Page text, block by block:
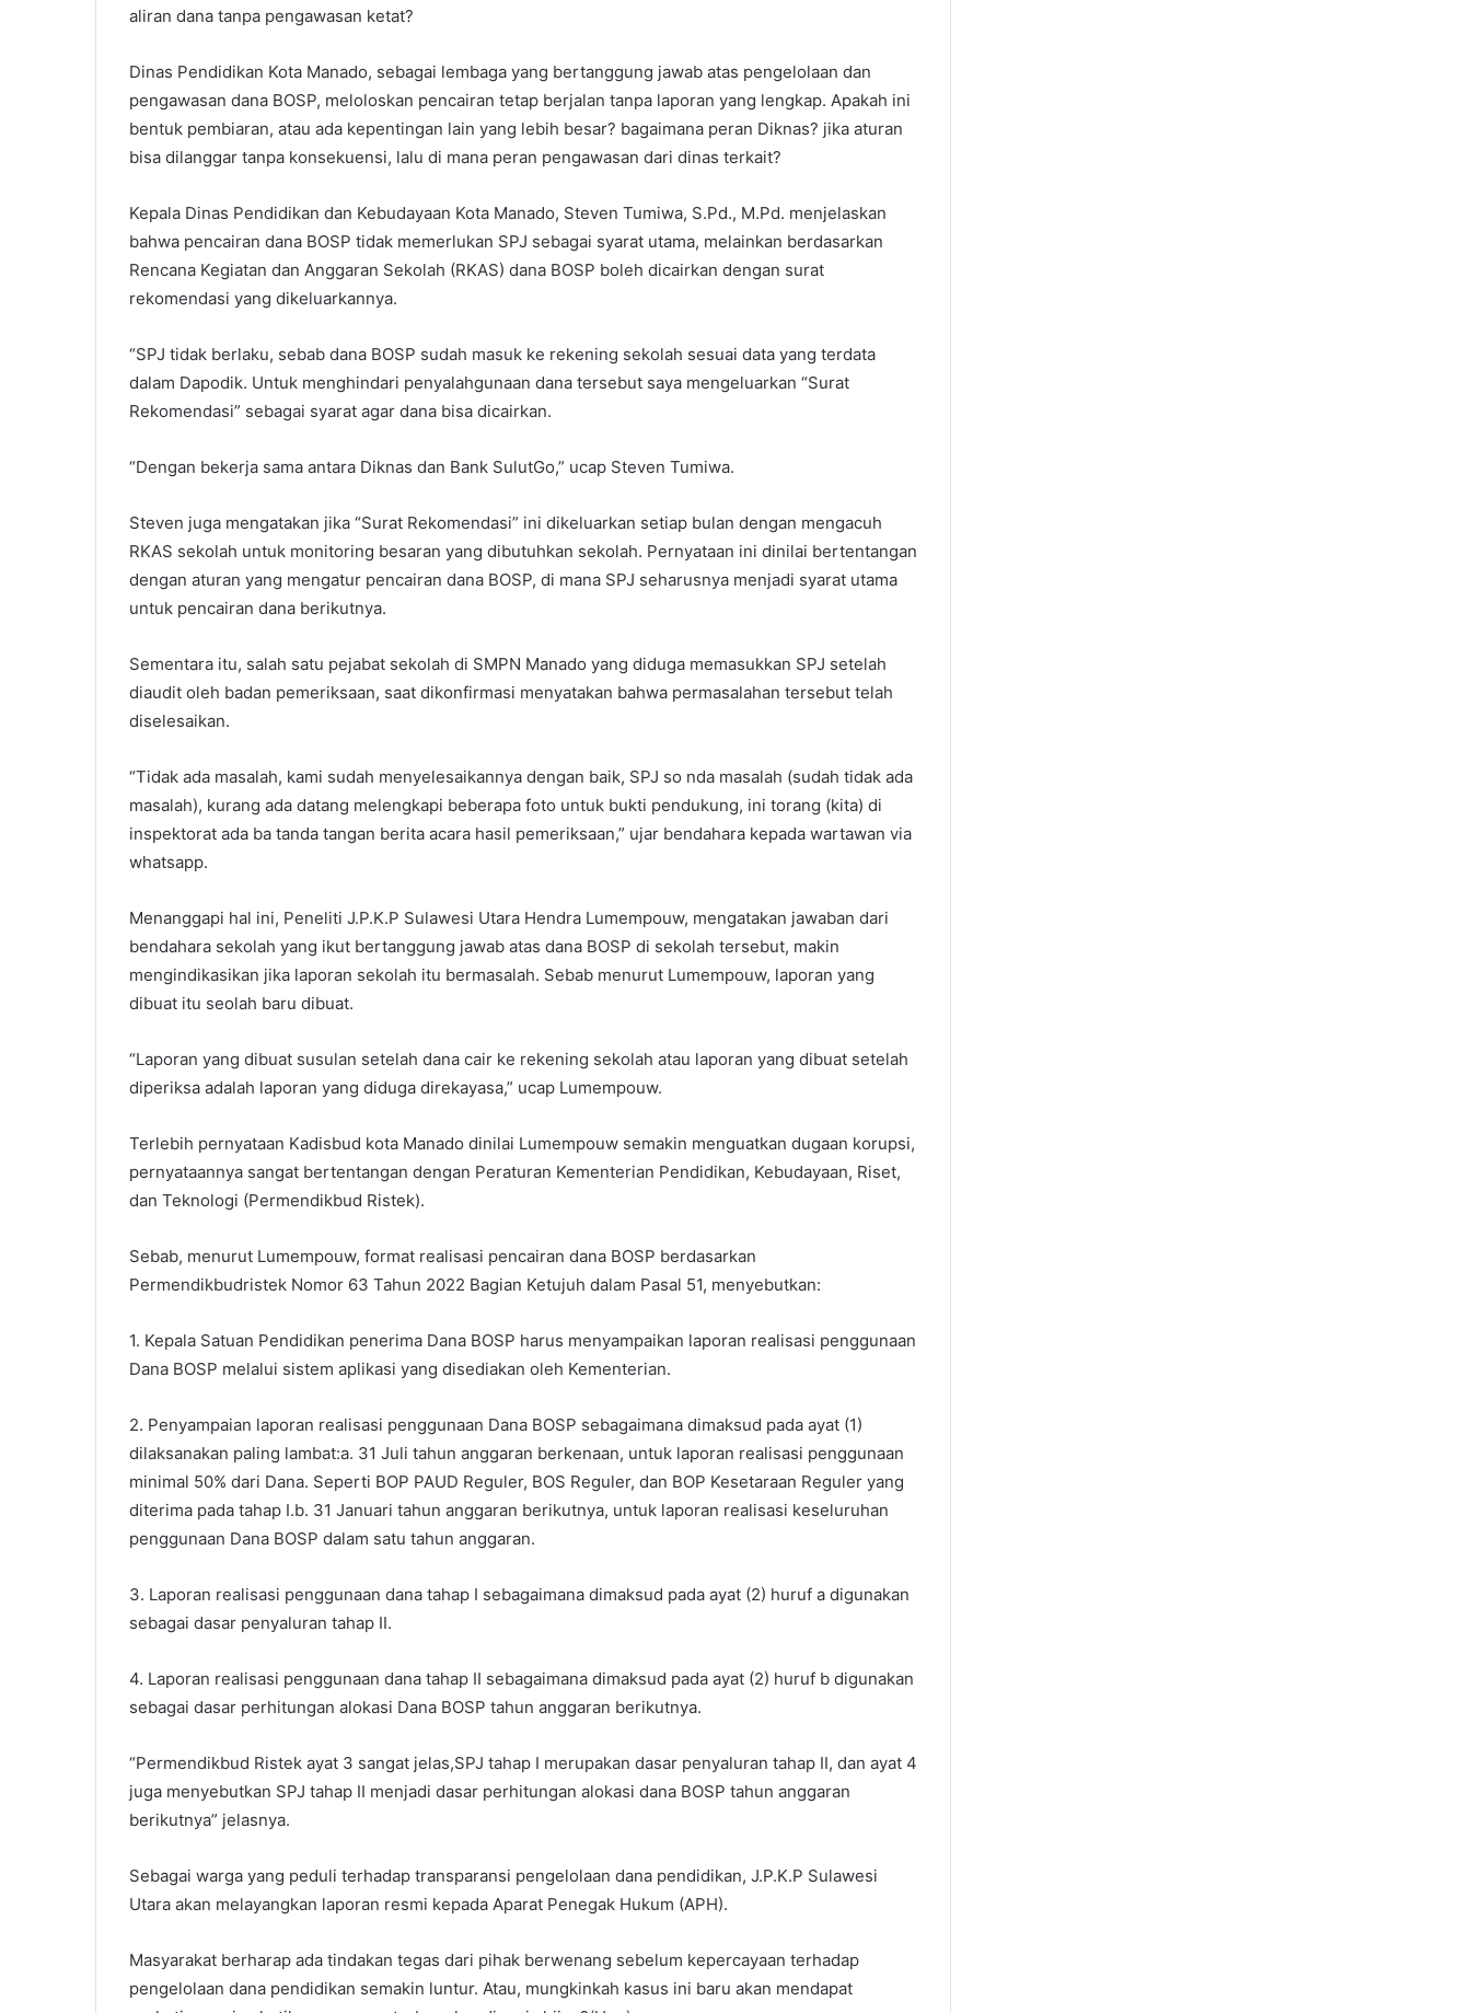
aliran dana tanpa pengawasan ketat?
Dinas Pendidikan Kota Manado, sebagai lembaga yang bertanggung jawab atas pengelolaan dan
pengawasan dana BOSP, meloloskan pencairan tetap berjalan tanpa laporan yang lengkap. Apakah ini
bentuk pembiaran, atau ada kepentingan lain yang lebih besar? bagaimana peran Diknas? jika aturan
bisa dilanggar tanpa konsekuensi, lalu di mana peran pengawasan dari dinas terkait?
Kepala Dinas Pendidikan dan Kebudayaan Kota Manado, Steven Tumiwa, S.Pd., M.Pd. menjelaskan
bahwa pencairan dana BOSP tidak memerlukan SPJ sebagai syarat utama, melainkan berdasarkan
Rencana Kegiatan dan Anggaran Sekolah (RKAS) dana BOSP boleh dicairkan dengan surat
rekomendasi yang dikeluarkannya.
“SPJ tidak berlaku, sebab dana BOSP sudah masuk ke rekening sekolah sesuai data yang terdata
dalam Dapodik. Untuk menghindari penyalahgunaan dana tersebut saya mengeluarkan “Surat
Rekomendasi” sebagai syarat agar dana bisa dicairkan.
“Dengan bekerja sama antara Diknas dan Bank SulutGo,” ucap Steven Tumiwa.
Steven juga mengatakan jika “Surat Rekomendasi” ini dikeluarkan setiap bulan dengan mengacuh
RKAS sekolah untuk monitoring besaran yang dibutuhkan sekolah. Pernyataan ini dinilai bertentangan
dengan aturan yang mengatur pencairan dana BOSP, di mana SPJ seharusnya menjadi syarat utama
untuk pencairan dana berikutnya.
Sementara itu, salah satu pejabat sekolah di SMPN Manado yang diduga memasukkan SPJ setelah
diaudit oleh badan pemeriksaan, saat dikonfirmasi menyatakan bahwa permasalahan tersebut telah
diselesaikan.
“Tidak ada masalah, kami sudah menyelesaikannya dengan baik, SPJ so nda masalah (sudah tidak ada
masalah), kurang ada datang melengkapi beberapa foto untuk bukti pendukung, ini torang (kita) di
inspektorat ada ba tanda tangan berita acara hasil pemeriksaan,” ujar bendahara kepada wartawan via
whatsapp.
Menanggapi hal ini, Peneliti J.P.K.P Sulawesi Utara Hendra Lumempouw, mengatakan jawaban dari
bendahara sekolah yang ikut bertanggung jawab atas dana BOSP di sekolah tersebut, makin
mengindikasikan jika laporan sekolah itu bermasalah. Sebab menurut Lumempouw, laporan yang
dibuat itu seolah baru dibuat.
“Laporan yang dibuat susulan setelah dana cair ke rekening sekolah atau laporan yang dibuat setelah
diperiksa adalah laporan yang diduga direkayasa,” ucap Lumempouw.
Terlebih pernyataan Kadisbud kota Manado dinilai Lumempouw semakin menguatkan dugaan korupsi,
pernyataannya sangat bertentangan dengan Peraturan Kementerian Pendidikan, Kebudayaan, Riset,
dan Teknologi (Permendikbud Ristek).
Sebab, menurut Lumempouw, format realisasi pencairan dana BOSP berdasarkan
Permendikbudristek Nomor 63 Tahun 2022 Bagian Ketujuh dalam Pasal 51, menyebutkan:
1. Kepala Satuan Pendidikan penerima Dana BOSP harus menyampaikan laporan realisasi penggunaan
Dana BOSP melalui sistem aplikasi yang disediakan oleh Kementerian.
2. Penyampaian laporan realisasi penggunaan Dana BOSP sebagaimana dimaksud pada ayat (1)
dilaksanakan paling lambat:a. 31 Juli tahun anggaran berkenaan, untuk laporan realisasi penggunaan
minimal 50% dari Dana. Seperti BOP PAUD Reguler, BOS Reguler, dan BOP Kesetaraan Reguler yang
diterima pada tahap I.b. 31 Januari tahun anggaran berikutnya, untuk laporan realisasi keseluruhan
penggunaan Dana BOSP dalam satu tahun anggaran.
3. Laporan realisasi penggunaan dana tahap I sebagaimana dimaksud pada ayat (2) huruf a digunakan
sebagai dasar penyaluran tahap II.
4. Laporan realisasi penggunaan dana tahap II sebagaimana dimaksud pada ayat (2) huruf b digunakan
sebagai dasar perhitungan alokasi Dana BOSP tahun anggaran berikutnya.
“Permendikbud Ristek ayat 3 sangat jelas,SPJ tahap I merupakan dasar penyaluran tahap II, dan ayat 4
juga menyebutkan SPJ tahap II menjadi dasar perhitungan alokasi dana BOSP tahun anggaran
berikutnya” jelasnya.
Sebagai warga yang peduli terhadap transparansi pengelolaan dana pendidikan, J.P.K.P Sulawesi
Utara akan melayangkan laporan resmi kepada Aparat Penegak Hukum (APH).
Masyarakat berharap ada tindakan tegas dari pihak berwenang sebelum kepercayaan terhadap
pengelolaan dana pendidikan semakin luntur. Atau, mungkinkah kasus ini baru akan mendapat